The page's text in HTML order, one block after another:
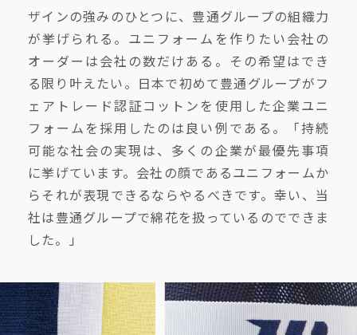
ザインの強みのひとつに、豊通グループの組織力
が挙げられる。ユニフォームを作りたい会社の
オーダーは会社の数だけある。その希望はでき
る限り叶えたい。日本で初めて豊通グループがフ
ェアトレード認証コットンを使用した企業ユニ
フォームを採用したのは良い例である。「持続
可能な社会の実現は、多くの企業が最優先事項
に挙げています。会社の顔であるユニフォームか
らそれが表現できるならやるべきです。幸い、当
社は豊通グループで綿花を扱っているのでできま
した。」